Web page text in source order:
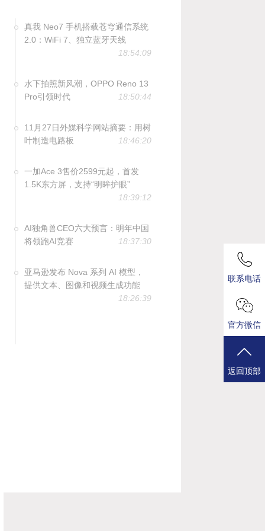
真我 Neo7 手机搭载苍穹通信系统
2.0：WiFi 7、独立蓝牙天线
18:54:09
水下拍照新风潮，OPPO Reno 13
Pro引领时代
18:50:44
11月27日外媒科学网站摘要：用树
叶制造电路板
18:46:20
一加Ace 3售价2599元起，首发
1.5K东方屏，支持“明眸护眼”
18:39:12
AI独角兽CEO六大预言：明年中国
将领跑AI竞赛
18:37:30
亚马逊发布 Nova 系列 AI 模型，
提供文本、图像和视频生成功能
18:26:39
联系电话
官方微信
返回顶部